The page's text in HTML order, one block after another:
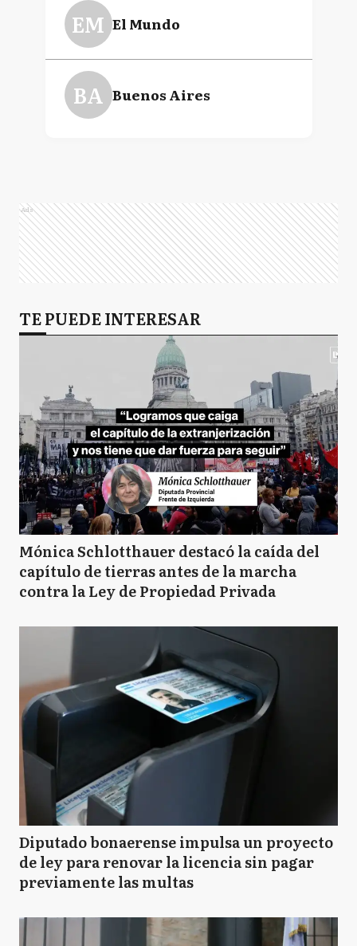
EM El Mundo
BA Buenos Aires
Ads
TE PUEDE INTERESAR
Mónica Schlotthauer destacó la caída del
capítulo de tierras antes de la marcha
contra la Ley de Propiedad Privada
Diputado bonaerense impulsa un proyecto
de ley para renovar la licencia sin pagar
previamente las multas